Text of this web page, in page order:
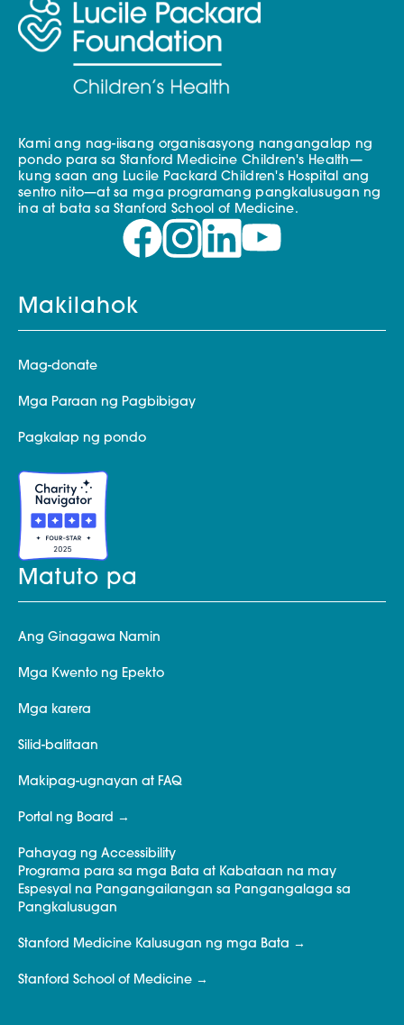
Kami ang nag-iisang organisasyong nangangalap ng
pondo para sa Stanford Medicine Children's Health—
kung saan ang Lucile Packard Children's Hospital ang
sentro nito—at sa mga programang pangkalusugan ng
ina at bata sa Stanford School of Medicine.
Makilahok
Mag-donate
Mga Paraan ng Pagbibigay
Pagkalap ng pondo
Matuto pa
Ang Ginagawa Namin
Mga Kwento ng Epekto
Mga karera
Silid-balitaan
Makipag-ugnayan at FAQ
Portal ng Board
Pahayag ng Accessibility
Programa para sa mga Bata at Kabataan na may
Espesyal na Pangangailangan sa Pangangalaga sa
Pangkalusugan
Stanford Medicine Kalusugan ng mga Bata
Stanford School of Medicine